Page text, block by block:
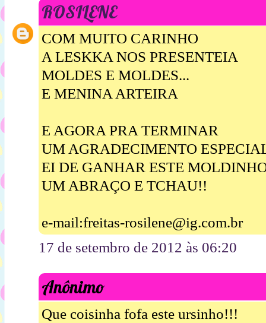
ROSILENE
COM MUITO CARINHO
A LESKKA NOS PRESENTEIA
MOLDES E MOLDES...
E MENINA ARTEIRA
E AGORA PRA TERMINAR
UM AGRADECIMENTO
EI DE GANHAR ESTE
UM ABRAÇO E TCHAU!!
e-mail:freitas-rosilene@ig.com.br
17 de setembro de 2012 às 06:20
Anônimo
Que coisinha fofa este ursinho!!!